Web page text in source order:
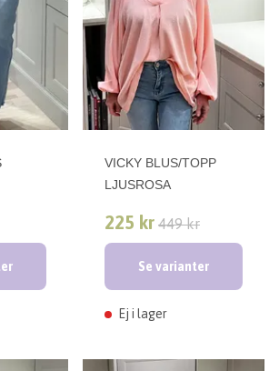
VICKY BLUS/TOPP
LJUSROSA
225 kr 449 kr
Se varianter
Ej i lager